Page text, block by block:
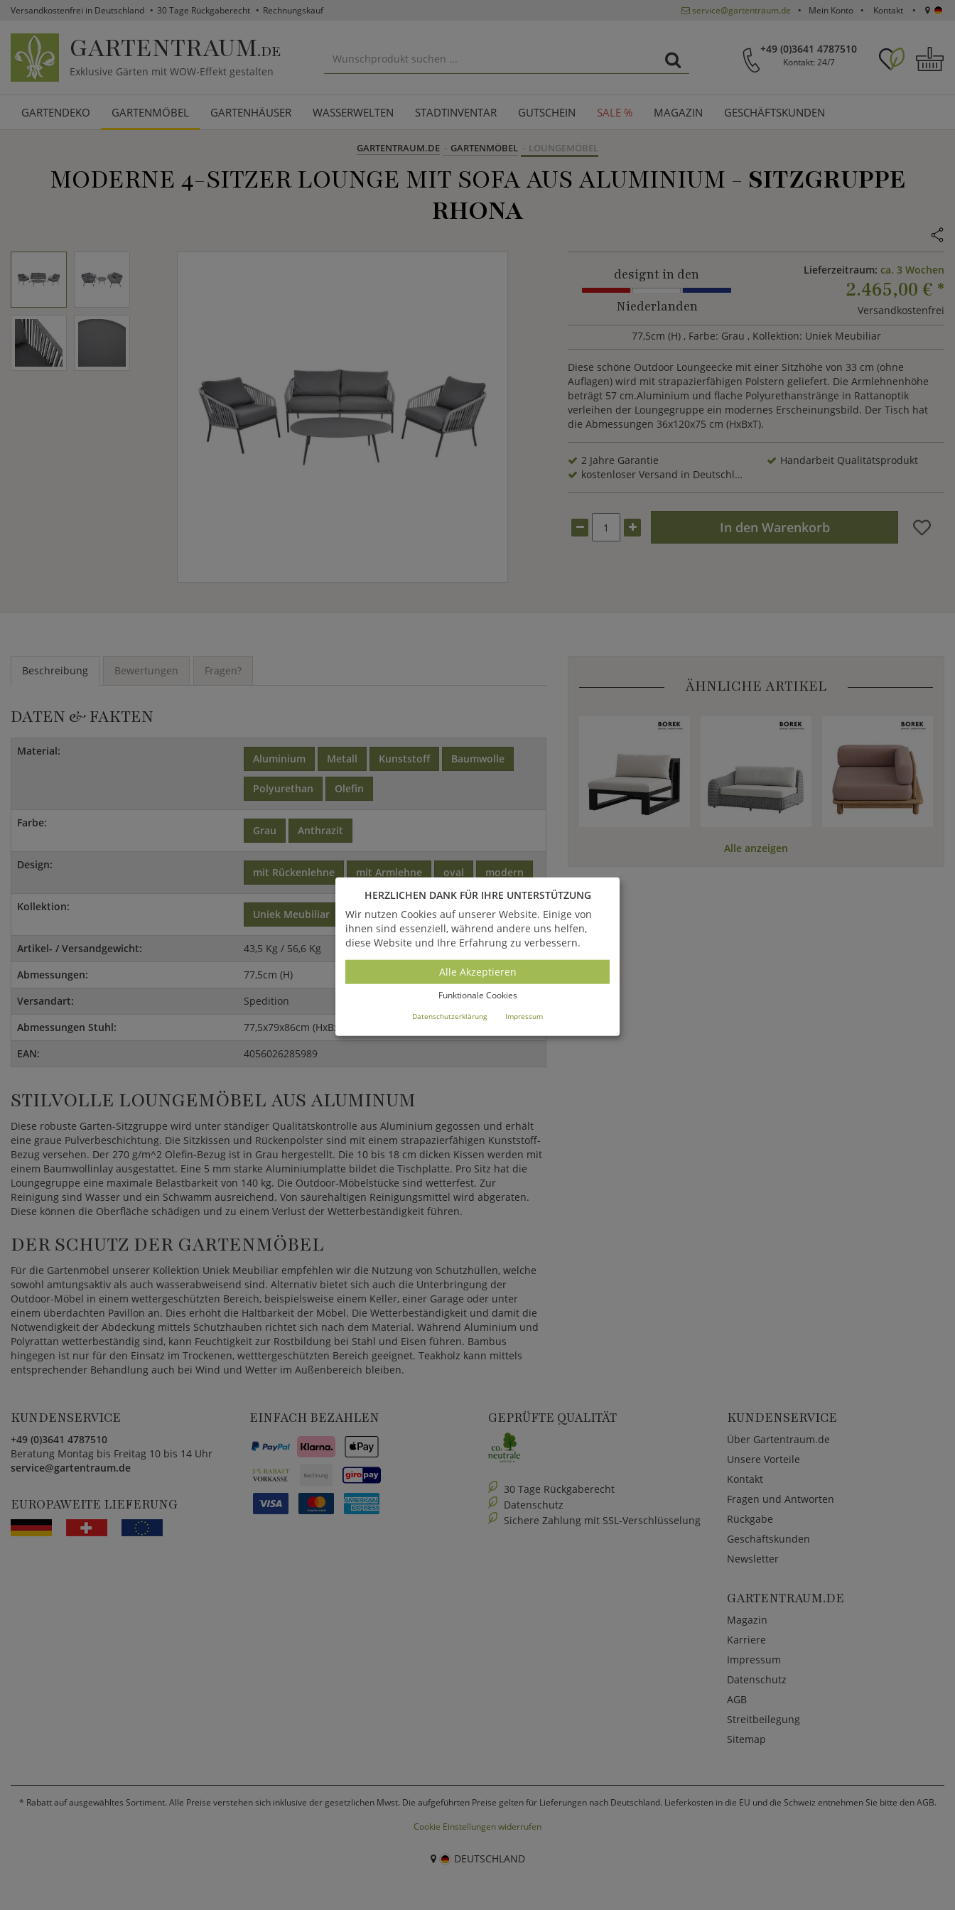
Versandkostenfrei in Deutschland 30 Tage Rückgaberecht Rechnungskauf service@gartentraum.de Mein Konto Kontakt
GARTENTRAUM.DE
Exklusive Gärten mit WOW-Effekt gestalten
+49 (0)3641 4787510
Kontakt: 24/7
GARTENDEKO GARTENMÖBEL GARTENHÄUSER WASSERWELTEN STADTINVENTAR GUTSCHEIN SALE % MAGAZIN GESCHÄFTSKUNDEN
GARTENTRAUM.DE GARTENMÖBEL LOUNGEMÖBEL
MODERNE 4-SITZER LOUNGE MIT SOFA AUS ALUMINIUM - SITZGRUPPE
RHONA
designt in den
Niederlanden
Lieferzeitraum: ca. 3 Wochen
2.465,00 € *
Versandkostenfrei
77,5cm (H) , Farbe: Grau , Kollektion: Uniek Meubiliar
Diese schöne Outdoor Loungeecke mit einer Sitzhöhe von 33 cm (ohne
Auflagen) wird mit strapazierfähigen Polstern geliefert. Die Armlehnenhöhe
beträgt 57 cm.Aluminium und flache Polyurethanstränge in Rattanoptik
verleihen der Loungegruppe ein modernes Erscheinungsbild. Der Tisch hat
die Abmessungen 36x120x75 cm (HxBxT).
2 Jahre Garantie
Handarbeit Qualitätsprodukt
kostenloser Versand in Deutschland
In den Warenkorb
Beschreibung Bewertungen Fragen?
DATEN & FAKTEN
Material:
Aluminium Metall Kunststoff Baumwolle
Polyurethan Olefin
Farbe:
Grau Anthrazit
Design:
mit Rückenlehne mit Armlehne oval modern
Kollektion:
Uniek Meubiliar
Artikel- / Versandgewicht:
43,5 Kg / 56,6 Kg
Abmessungen:
77,5cm (H)
Versandart:
Spedition
Abmessungen Stuhl:
77,5x79x86cm (HxBxT)
EAN:
4056026285989
STILVOLLE LOUNGEMÖBEL AUS ALUMINUM
Diese robuste Garten-Sitzgruppe wird unter ständiger Qualitätskontrolle aus Aluminium gegossen und erhält
eine graue Pulverbeschichtung. Die Sitzkissen und Rückenpolster sind mit einem strapazierfähigen Kunststoff-
Bezug versehen. Der 270 g/m^2 Olefin-Bezug ist in Grau hergestellt. Die 10 bis 18 cm dicken Kissen werden mit
einem Baumwollinlay ausgestattet. Eine 5 mm starke Aluminiumplatte bildet die Tischplatte. Pro Sitz hat die
Loungegruppe eine maximale Belastbarkeit von 140 kg. Die Outdoor-Möbelstücke sind wetterfest. Zur
Reinigung sind Wasser und ein Schwamm ausreichend. Von säurehaltigen Reinigungsmittel wird abgeraten.
Diese können die Oberfläche schädigen und zu einem Verlust der Wetterbeständigkeit führen.
DER SCHUTZ DER GARTENMÖBEL
Für die Gartenmöbel unserer Kollektion Uniek Meubiliar empfehlen wir die Nutzung von Schutzhüllen, welche
sowohl amtungsaktiv als auch wasserabweisend sind. Alternativ bietet sich auch die Unterbringung der
Outdoor-Möbel in einem wettergeschützten Bereich, beispielsweise einem Keller, einer Garage oder unter
einem überdachten Pavillon an. Dies erhöht die Haltbarkeit der Möbel. Die Wetterbeständigkeit und damit die
Notwendigkeit der Abdeckung mittels Schutzhauben richtet sich nach dem Material. Während Aluminium und
Polyrattan wetterbeständig sind, kann Feuchtigkeit zur Rostbildung bei Stahl und Eisen führen. Bambus
hingegen ist nur für den Einsatz im Trockenen, wetttergeschützten Bereich geeignet. Teakholz kann mittels
entsprechender Behandlung auch bei Wind und Wetter im Außenbereich bleiben.
ÄHNLICHE ARTIKEL
Alle anzeigen
KUNDENSERVICE
+49 (0)3641 4787510
Beratung Montag bis Freitag 10 bis 14 Uhr
service@gartentraum.de
EUROPAWEITE LIEFERUNG
EINFACH BEZAHLEN GEPRÜFTE QUALITÄT
30 Tage Rückgaberecht
Datenschutz
Sichere Zahlung mit SSL-Verschlüsselung
KUNDENSERVICE
Über Gartentraum.de
Unsere Vorteile
Kontakt
Fragen und Antworten
Rückgabe
Geschäftskunden
Newsletter
GARTENTRAUM.DE
Magazin
Karriere
Impressum
Datenschutz
AGB
Streitbeilegung
Sitemap
* Rabatt auf ausgewähltes Sortiment. Alle Preise verstehen sich inklusive der gesetzlichen Mwst. Die aufgeführten Preise gelten für Lieferungen nach Deutschland. Lieferkosten in die EU und die Schweiz entnehmen Sie bitte den AGB.
Cookie Einstellungen widerrufen
DEUTSCHLAND
HERZLICHEN DANK FÜR IHRE UNTERSTÜTZUNG
Wir nutzen Cookies auf unserer Website. Einige von
ihnen sind essenziell, während andere uns helfen,
diese Website und Ihre Erfahrung zu verbessern.
Alle Akzeptieren
Funktionale Cookies
Datenschutzerklärung Impressum